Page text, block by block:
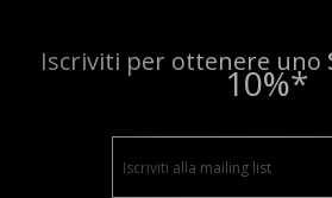
Iscriviti per ottenere uno
10%*